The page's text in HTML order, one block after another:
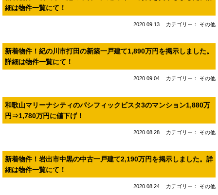
細は物件一覧にて！
2020.09.13 カテゴリー： その他
新着物件！紀の川市打田の新築一戸建て1,890万円を掲示しました。
詳細は物件一覧にて！
2020.09.04 カテゴリー： その他
和歌山マリーナシティのパシフィックビスタ3のマンション1,880万
円⇒1,780万円に値下げ！
2020.08.28 カテゴリー： その他
新着物件！岩出市中黒の中古一戸建て2,190万円を掲示しました。詳
細は物件一覧にて！
2020.08.24 カテゴリー： その他